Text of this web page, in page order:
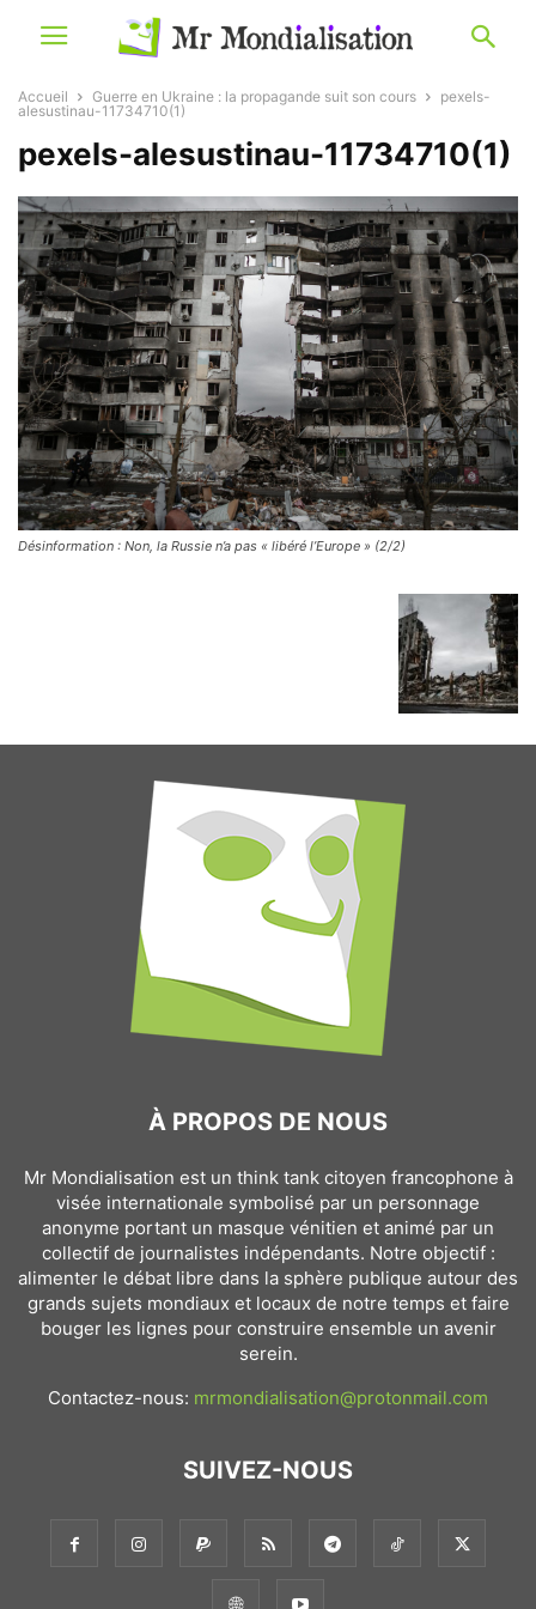
Accueil Guerre en Ukraine : la propagande suit son cours
pexels-
alesustinau-11734710(1)
pexels-alesustinau-11734710(1)
Désinformation : Non, la Russie n’a pas « libéré l’Europe » (2/2)
À PROPOS DE NOUS
Mr Mondialisation est un think tank citoyen francophone à
visée internationale symbolisé par un personnage
anonyme portant un masque vénitien et animé par un
collectif de journalistes indépendants. Notre objectif :
alimenter le débat libre dans la sphère publique autour des
grands sujets mondiaux et locaux de notre temps et faire
bouger les lignes pour construire ensemble un avenir
serein.
Contactez-nous: mrmondialisation@protonmail.com
SUIVEZ-NOUS